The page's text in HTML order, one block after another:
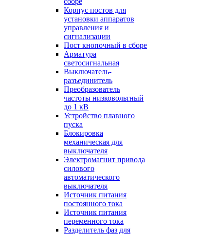
Корпус постов для
установки аппаратов
управления и
сигнализации
Пост кнопочный в сборе
Арматура
светосигнальная
Выключатель-
разъединитель
Преобразователь
частоты низковольтный
до 1 кВ
Устройство плавного
пуска
Блокировка
механическая для
выключателя
Электромагнит привода
силового
автоматического
выключателя
Источник питания
постоянного тока
Источник питания
переменного тока
Разделитель фаз для